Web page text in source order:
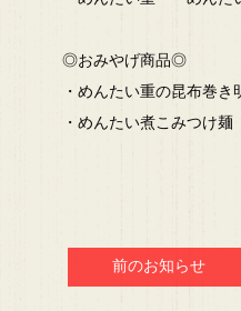
◎おみやげ商品◎
・めんたい重の昆布巻
・めんたい煮こみつけ
前のお知らせ